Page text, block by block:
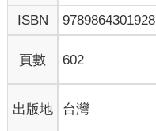
ISBN
9789864301928
頁數 602
出版地 台灣